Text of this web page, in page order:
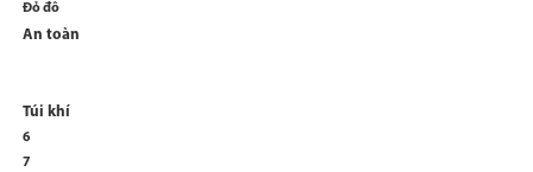
Đỏ đô
An toàn
Túi khí
6
7